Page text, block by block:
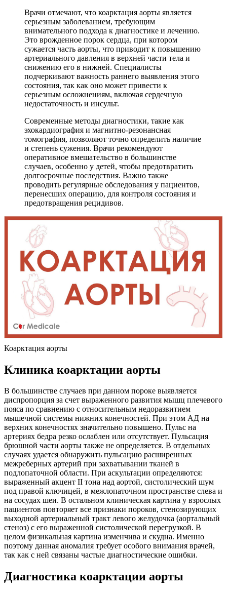
Врачи отмечают, что коарктация аорты является
серьезным заболеванием, требующим
внимательного подхода к диагностике и лечению.
Это врожденное порок сердца, при котором
сужается часть аорты, что приводит к повышению
артериального давления в верхней части тела и
снижению его в нижней. Специалисты
подчеркивают важность раннего выявления этого
состояния, так как оно может привести к
серьезным осложнениям, включая сердечную
недостаточность и инсульт.
Современные методы диагностики, такие как
эхокардиография и магнитно-резонансная
томография, позволяют точно определить наличие
и степень сужения. Врачи рекомендуют
оперативное вмешательство в большинстве
случаев, особенно у детей, чтобы предотвратить
долгосрочные последствия. Важно также
проводить регулярные обследования у пациентов,
перенесших операцию, для контроля состояния и
предотвращения рецидивов.
Коарктация аорты
Клиника коарктации аорты
В большинстве случаев при данном пороке выявляется
диспропорция за счет выраженного развития мышц плечевого
пояса по сравнению с относительным недоразвитием
мышечной системы нижних конечностей. При этом АД на
верхних конечностях значительно повышено. Пульс на
артериях бедра резко ослаблен или отсутствует. Пульсация
брюшной части аорты также не определяется. В отдельных
случаях удается обнаружить пульсацию расширенных
межреберных артерий при захватывании тканей в
подлопаточной области. При аскультации определяются:
выраженный акцент II тона над аортой, систолический шум
под правой ключицей, в межлопаточном пространстве слева и
на сосудах шеи. В остальном клиническая картина у взрослых
пациентов повторяет все признаки пороков, стенозирующих
выходной артериальный тракт левого желудочка (аортальный
стеноз) с его выраженной систолической перегрузкой. В
целом физикальная картина изменчива и скудна. Именно
поэтому данная аномалия требует особого внимания врачей,
так как с ней связаны частые диагностические ошибки.
Диагностика коарктации аорты